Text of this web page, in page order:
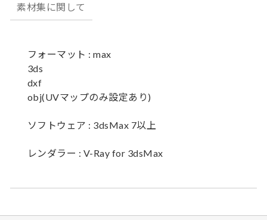
素材集に関して
フォーマット : max
3ds
dxf
obj(UVマップのみ設定あり)
ソフトウェア : 3dsMax 7以上
レンダラー : V-Ray for 3dsMax